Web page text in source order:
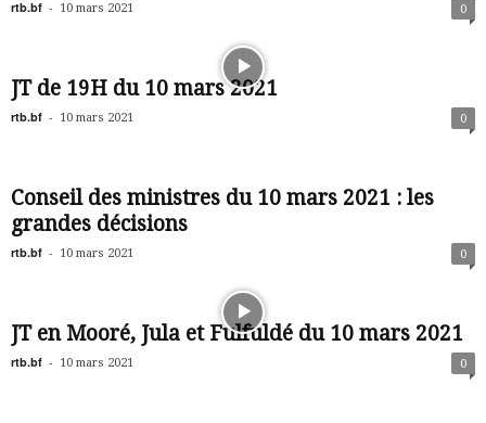
rtb.bf - 10 mars 2021 0
JT de 19H du 10 mars 2021
rtb.bf - 10 mars 2021 0
Conseil des ministres du 10 mars 2021 : les
grandes décisions
rtb.bf - 10 mars 2021 0
JT en Mooré, Jula et Fulfuldé du 10 mars 2021
rtb.bf - 10 mars 2021 0